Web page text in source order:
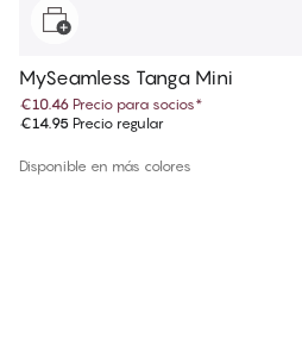
MySeamless Tanga Mini
€10.46 Precio para socios*
€14.95 Precio regular
Disponible en más colores